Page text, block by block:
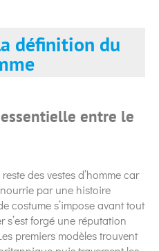
définition du
entre le
des vestes d’homme car
par une histoire
costume s’impose avant tout
s’est forgé une réputation
premiers modèles trouvent